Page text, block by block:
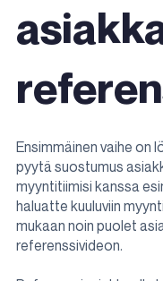
Ensimmäinen vaihe on
pyytä suostumus
myyntitiimisi kanssa
haluatte kuuluviin
mukaan noin puolet
referenssivideon.